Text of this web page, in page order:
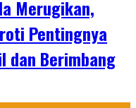
Merugikan,
Pentingnya
dan Berimbang